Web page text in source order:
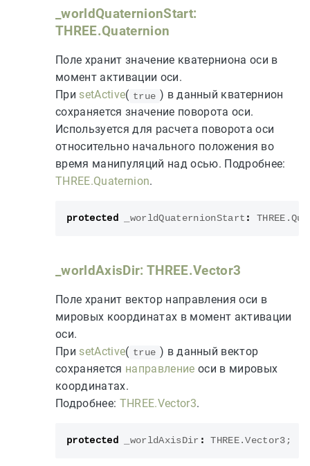
_worldQuaternionStart:
THREE.Quaternion
Поле хранит значение кватерниона оси в
момент активации оси.
При setActive( true ) в данный кватернион
сохраняется значение поворота оси.
Используется для расчета поворота оси
относительно начального положения во
время манипуляций над осью. Подробнее:
THREE.Quaternion.
protected _worldQuaternionStart : THREE .
_worldAxisDir: THREE.Vector3
Поле хранит вектор направления оси в
мировых координатах в момент активации
оси.
При setActive( true ) в данный вектор
сохраняется направление оси в мировых
координатах.
Подробнее: THREE.Vector3.
protected _worldAxisDir : THREE.Vector3 ;